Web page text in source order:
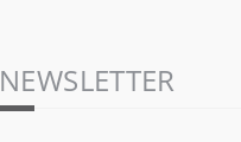
NEWSLETTER